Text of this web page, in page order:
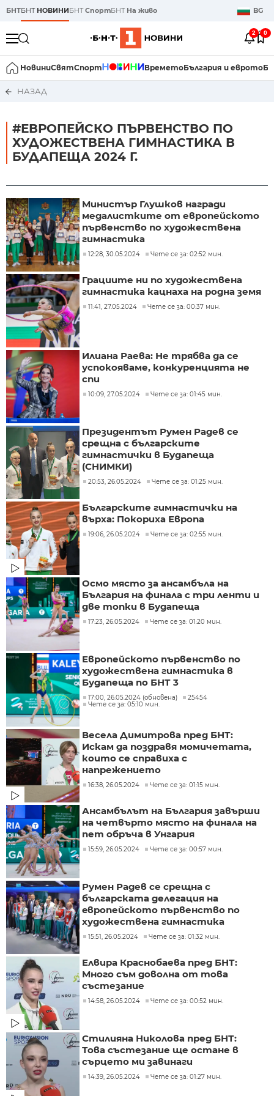
БНТБНТ НОВИНИБНТСпортБНТ На живо BG
2 0
НовиниСвятСпорт ВреметоБългария и еврото
НАЗАД
#ЕВРОПЕЙСКО ПЪРВЕНСТВО ПО
ХУДОЖЕСТВЕНА ГИМНАСТИКА В
БУДАПЕЩА 2024 Г.
Министър Глушков награди
медалистките от европейското
първенство по художествена
гимнастика
12:28, 30.05.2024 Чете се за: 02:52 мин.
Грациите ни по художествена
гимнастика кацнаха на родна земя
11:41, 27.05.2024 Чете се за: 00:37 мин.
Илиана Раева: Не трябва да се
успокояваме, конкуренцията не
спи
10:09, 27.05.2024 Чете се за: 01:45 мин.
Президентът Румен Радев се
срещна с българските
гимнастички в Будапеща
(СНИМКИ)
20:53, 26.05.2024 Чете се за: 01:25 мин.
Българските гимнастички на
върха: Покориха Европа
19:06, 26.05.2024 Чете се за: 02:55 мин.
Осмо място за ансамбъла на
България на финала с три ленти и
две топки в Будапеща
17:23, 26.05.2024 Чете се за: 01:20 мин.
Европейското първенство по
художествена гимнастика в
Будапеща по БНТ 3
17:00, 26.05.2024 (обновена)
25454
Чете се за: 05:10 мин.
Весела Димитрова пред БНТ:
Искам да поздравя момичетата,
които се справиха с
напрежението
16:38, 26.05.2024 Чете се за: 01:15 мин.
Ансамбълът на България завърши
на четвърто място на финала на
пет обръча в Унгария
15:59, 26.05.2024 Чете се за: 00:57 мин.
Румен Радев се срещна с
българската делегация на
eвропейското първенство по
художествена гимнастика
15:51, 26.05.2024 Чете се за: 01:32 мин.
Елвира Краснобаева пред БНТ:
Много съм доволна от това
състезание
14:58, 26.05.2024 Чете се за: 00:52 мин.
Стилияна Николова пред БНТ:
Това състезание ще остане в
сърцето ми завинаги
14:39, 26.05.2024 Чете се за: 01:27 мин.